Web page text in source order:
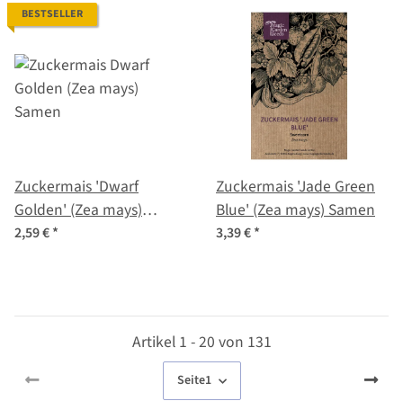
BESTSELLER
Zuckermais 'Dwarf
Golden' (Zea mays)
Samen
2,59 €*
Zuckermais 'Jade Green
Blue' (Zea mays) Samen
3,39 €*
Artikel 1 - 20 von 131
Seite1